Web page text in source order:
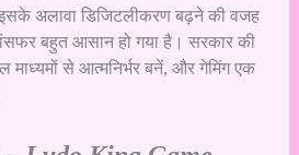
अलावा डिजिटलीकरण बढ़ने की वजह
बहुत आसान हो गया है। सरकार की
माध्यमों से आत्मनिर्भर बनें, और गेमिंग एक